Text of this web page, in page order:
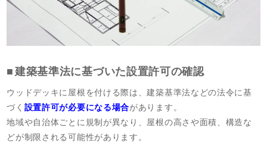
建築基準法に基づいた設置許可の確認
ウッドデッキに屋根を付ける際は、建築基準法などの法令に基
づく 設置許可が必要になる場合があります。
地域や自治体ごとに規制が異なり、屋根の高さや面積、構造な
どが制限される可能性があります。